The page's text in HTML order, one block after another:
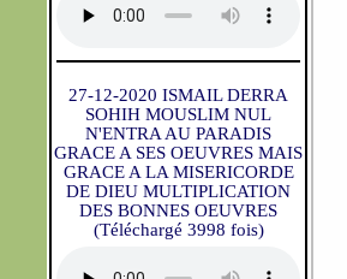
27-12-2020 ISMAIL DERRA
SOHIH MOUSLIM NUL
N'ENTRA AU PARADIS
GRACE A SES OEUVRES MAIS
GRACE A LA MISERICORDE
DE DIEU MULTIPLICATION
DES BONNES OEUVRES
(Téléchargé 3998 fois)